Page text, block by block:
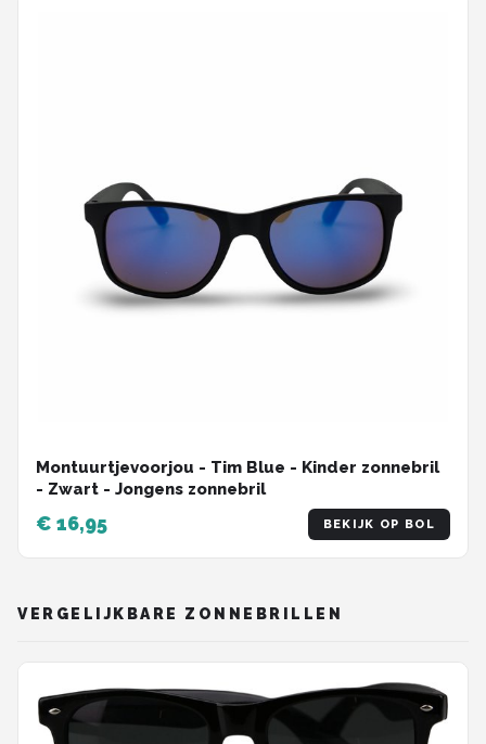
Montuurtjevoorjou - Tim Blue - Kinder zonnebril
- Zwart - Jongens zonnebril
€ 16,95 BEKIJK OP BOL
VERGELIJKBARE ZONNEBRILLEN